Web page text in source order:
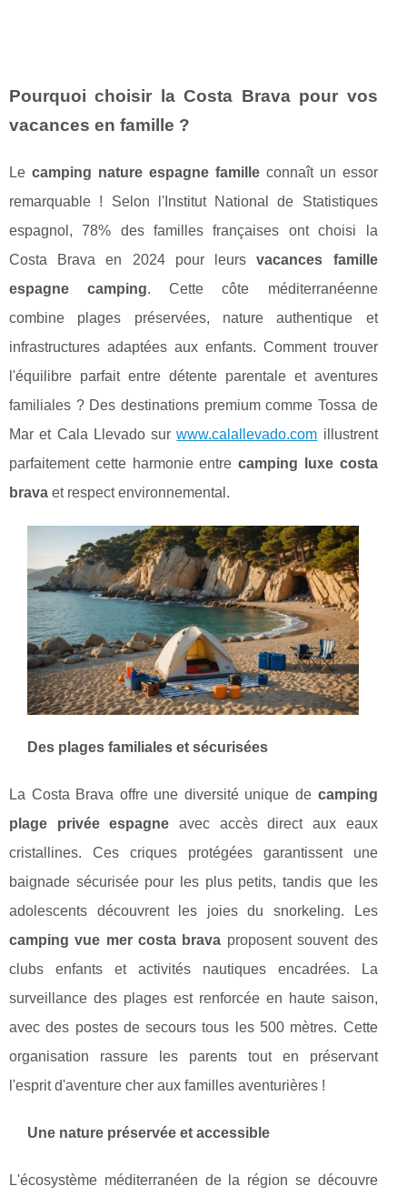
Pourquoi choisir la Costa Brava pour vos
vacances en famille ?
Le camping nature espagne familleconnaît un essor
remarquable ! Selon l'Institut National de Statistiques
espagnol, 78% des familles françaises ont choisi la
Costa Brava en 2024 pour leursvacances famille
espagne camping. Cette côte méditerranéenne
combine plages préservées, nature authentique et
infrastructures adaptées aux enfants. Comment trouver
l'équilibre parfait entre détente parentale et aventures
familiales ? Des destinations premium comme Tossa de
Mar et Cala Llevado surwww.calallevado.com illustrent
parfaitement cette harmonie entrecamping luxe costa
brava et respect environnemental.
Des plages familiales et sécurisées
La Costa Brava offre une diversité unique de camping
plage privée espagne avec accès direct aux eaux
cristallines. Ces criques protégées garantissent une
baignade sécurisée pour les plus petits, tandis que les
adolescents découvrent les joies du snorkeling. Les
camping vue mer costa brava proposent souvent des
clubs enfants et activités nautiques encadrées. La
surveillance des plages est renforcée en haute saison,
avec des postes de secours tous les 500 mètres. Cette
organisation rassure les parents tout en préservant
l'esprit d'aventure cher aux familles aventurières !
Une nature préservée et accessible
L'écosystème méditerranéen de la région se découvre